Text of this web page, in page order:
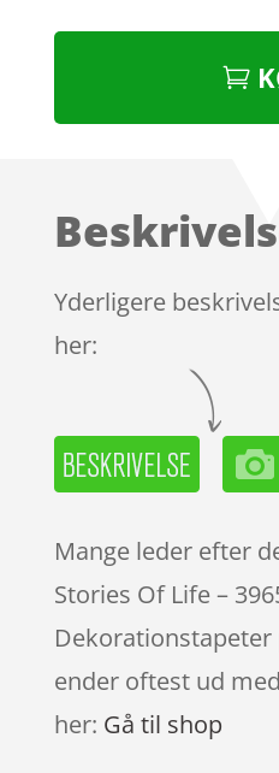
Yderligere
her:
Mange leder efter
Stories Of Life –
Dekorationstapeter
ender oftest ud
her: Gå til shop